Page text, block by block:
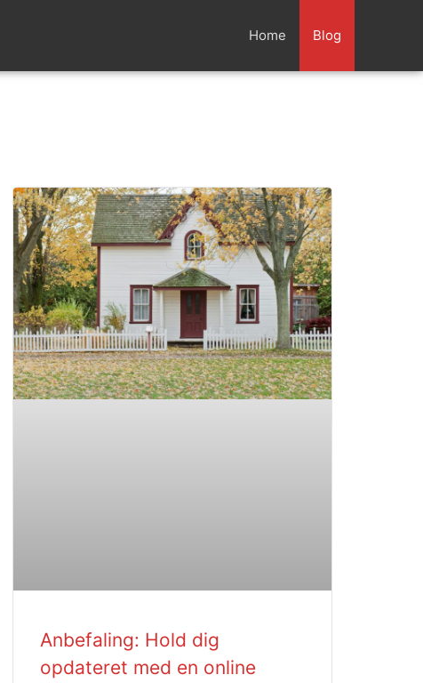
Home Blog
Anbefaling: Hold dig
opdateret med en online